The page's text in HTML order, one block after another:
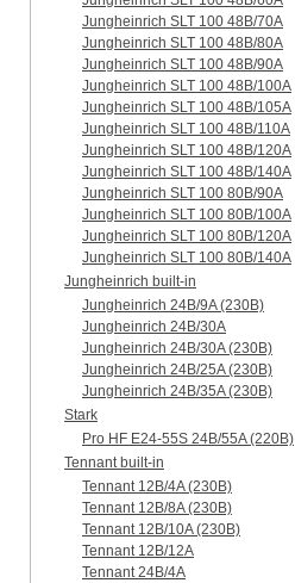
Jungheinrich SLT 100 48B/70A
Jungheinrich SLT 100 48B/80A
Jungheinrich SLT 100 48B/90A
Jungheinrich SLT 100 48B/100A
Jungheinrich SLT 100 48B/105A
Jungheinrich SLT 100 48B/110A
Jungheinrich SLT 100 48B/120A
Jungheinrich SLT 100 48B/140A
Jungheinrich SLT 100 80B/90A
Jungheinrich SLT 100 80B/100A
Jungheinrich SLT 100 80B/120A
Jungheinrich SLT 100 80B/140A
Jungheinrich built-in
Jungheinrich 24B/9A (230B)
Jungheinrich 24B/30A
Jungheinrich 24B/30A (230B)
Jungheinrich 24B/25A (230B)
Jungheinrich 24B/35A (230B)
Stark
Pro HF E24-55S 24B/55A (220B)
Tennant built-in
Tennant 12B/4A (230B)
Tennant 12B/8A (230B)
Tennant 12B/10A (230B)
Tennant 12B/12A
Tennant 24B/4A